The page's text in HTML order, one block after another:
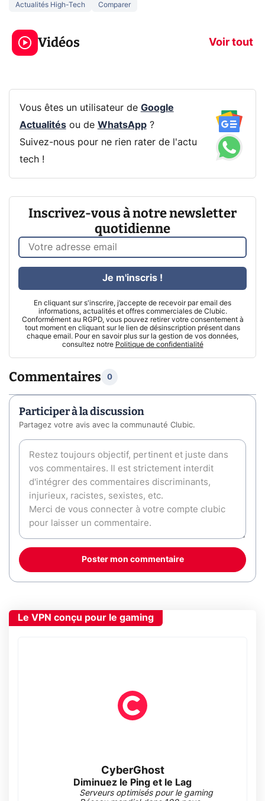
Actualités High-Tech
Comparer
Vidéos Voir tout
5 générations de
jeux dans la
prochaine Xbox !
navigation
Vous êtes un utilisateur de Google
Actualitésou de WhatsApp?
Suivez-nous pour ne rien rater de l'actu
tech !
Inscrivez-vous à notre newsletter
quotidienne
En cliquant sur s'inscrire, j’accepte de recevoir par email des
informations, actualités et offres commerciales de Clubic.
Conformément au RGPD, vous pouvez retirer votre consentement à
tout moment en cliquant sur le lien de désinscription présent dans
chaque email. Pour en savoir plus sur la gestion de vos données,
consultez notre Politique de confidentialité
Je m'inscris !
Commentaires 0
Participer à la discussion
Partagez votre avis avec la communauté Clubic.
Poster mon commentaire
Le VPN conçu pour le gaming
CyberGhost
Diminuez le Ping et le Lag
Serveurs optimisés pour le gaming